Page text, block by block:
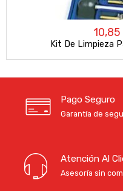
10,85
Kit De Limpieza
Pago Seguro
Garantía de
Atención Al
Asesoría sin